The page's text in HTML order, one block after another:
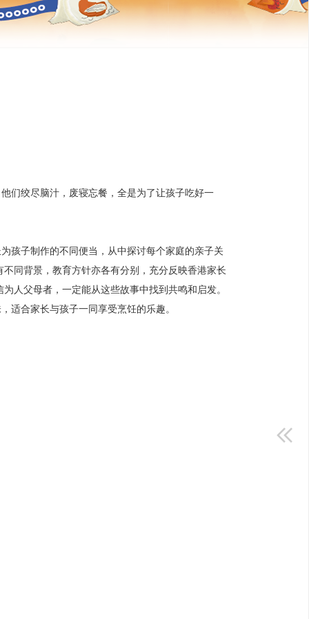
们绞尽脑汁，废寝忘餐，全是为了让孩子吃好一
孩子制作的不同便当，从中探讨每个家庭的亲子关
同背景，教育方针亦各有分别，充分反映香港家长
人父母者，一定能从这些故事中找到共鸣和启发。
适合家长与孩子一同享受烹饪的乐趣。